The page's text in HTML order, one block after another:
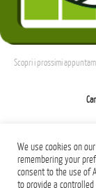
Scopri i prossimi
We use cookies on
remembering your
consent to the use of
to provide a controlled